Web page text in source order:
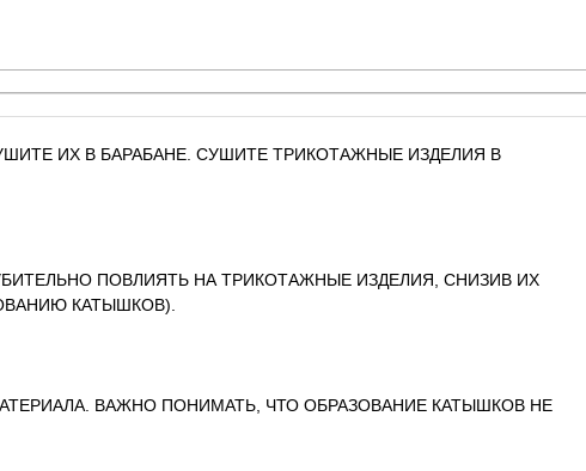
ИХ В БАРАБАНЕ. СУШИТЕ ТРИКОТАЖНЫЕ ИЗДЕЛИЯ В
ПОВЛИЯТЬ НА ТРИКОТАЖНЫЕ ИЗДЕЛИЯ, СНИЗИВ ИХ
КАТЫШКОВ).
ВАЖНО ПОНИМАТЬ, ЧТО ОБРАЗОВАНИЕ КАТЫШКОВ НЕ